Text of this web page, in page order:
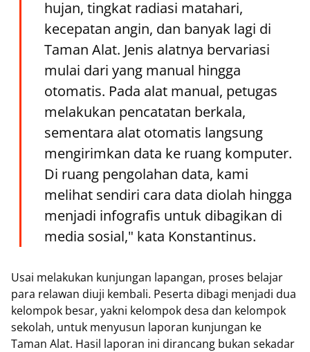
hujan, tingkat radiasi matahari,
kecepatan angin, dan banyak lagi di
Taman Alat. Jenis alatnya bervariasi
mulai dari yang manual hingga
otomatis. Pada alat manual, petugas
melakukan pencatatan berkala,
sementara alat otomatis langsung
mengirimkan data ke ruang komputer.
Di ruang pengolahan data, kami
melihat sendiri cara data diolah hingga
menjadi infografis untuk dibagikan di
media sosial," kata Konstantinus.
Usai melakukan kunjungan lapangan, proses belajar
para relawan diuji kembali. Peserta dibagi menjadi dua
kelompok besar, yakni kelompok desa dan kelompok
sekolah, untuk menyusun laporan kunjungan ke
Taman Alat. Hasil laporan ini dirancang bukan sekadar